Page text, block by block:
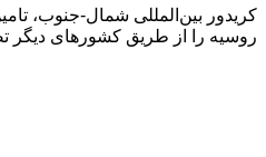
کریدور بین‌المللی شمال-جنوب،
روسیه را از طریق کشورهای دیگر